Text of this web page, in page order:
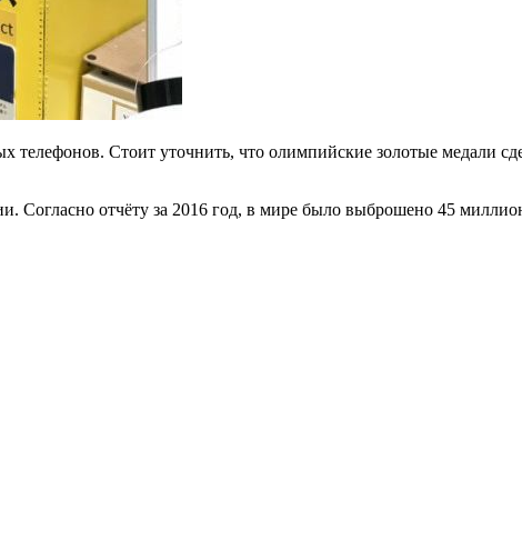
телефонов. Стоит уточнить, что олимпийские золотые медали
Согласно отчёту за 2016 год, в мире было выброшено 45